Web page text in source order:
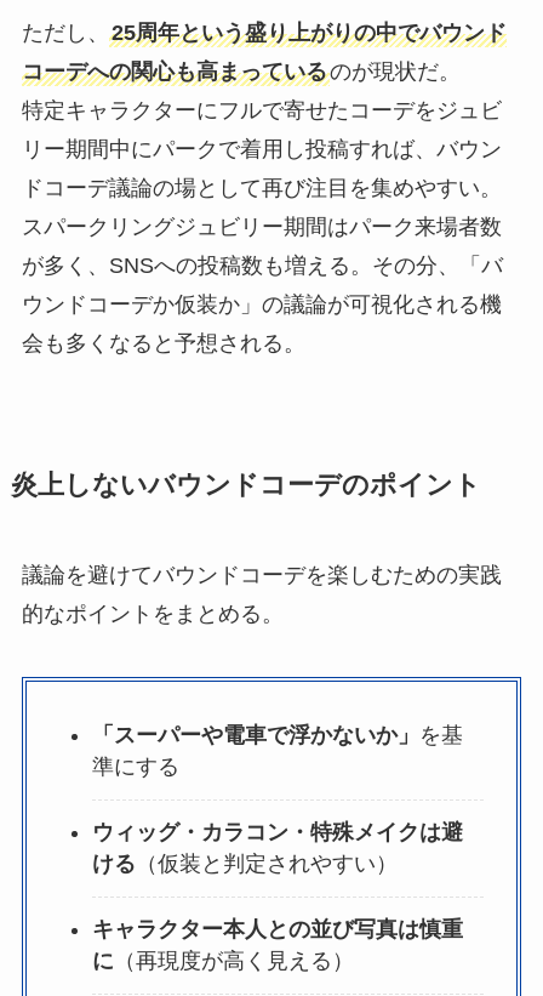
ただし、 25周年という盛り上がりの中でバウンド
コーデへの関心も高まっているのが現状だ。
特定キャラクターにフルで寄せたコーデをジュビ
リー期間中にパークで着用し投稿すれば、バウン
ドコーデ議論の場として再び注目を集めやすい。
スパークリングジュビリー期間はパーク来場者数
が多く、SNSへの投稿数も増える。その分、「バ
ウンドコーデか仮装か」の議論が可視化される機
会も多くなると予想される。
炎上しないバウンドコーデのポイント
議論を避けてバウンドコーデを楽しむための実践
的なポイントをまとめる。
「スーパーや電車で浮かないか」 を基
準にする
ウィッグ・カラコン・特殊メイクは避
ける （仮装と判定されやすい）
キャラクター本人との並び写真は慎重
に （再現度が高く見える）